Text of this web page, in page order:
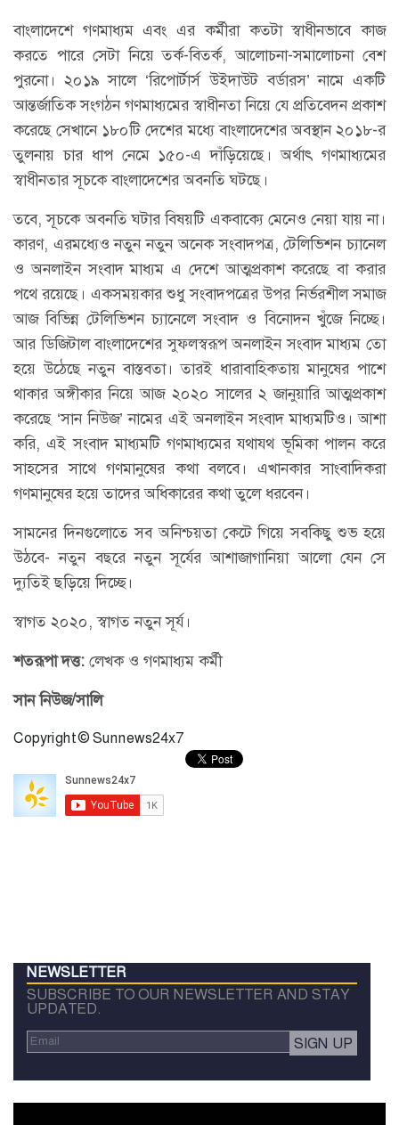
বাংলাদেশে গণমাধ্যম এবং এর কর্মীরা কতটা স্বাধীনভাবে কাজ
করতে পারে সেটা নিয়ে তর্ক-বিতর্ক, আলোচনা-সমালোচনা বেশ
পুরনো। ২০১৯ সালে ‘রিপোর্টার্স উইদাউট বর্ডারস’ নামে একটি
আন্তর্জাতিক সংগঠন গণমাধ্যমের স্বাধীনতা নিয়ে যে প্রতিবেদন প্রকাশ
করেছে সেখানে ১৮০টি দেশের মধ্যে বাংলাদেশের অবস্থান ২০১৮-র
তুলনায় চার ধাপ নেমে ১৫০-এ দাঁড়িয়েছে। অর্থাৎ গণমাধ্যমের
স্বাধীনতার সূচকে বাংলাদেশের অবনতি ঘটছে।
তবে, সূচকে অবনতি ঘটার বিষয়টি একবাক্যে মেনেও নেয়া যায় না।
কারণ, এরমধ্যেও নতুন নতুন অনেক সংবাদপত্র, টেলিভিশন চ্যানেল
ও অনলাইন সংবাদ মাধ্যম এ দেশে আত্মপ্রকাশ করেছে বা করার
পথে রয়েছে। একসময়কার শুধু সংবাদপত্রের উপর নির্ভরশীল সমাজ
আজ বিভিন্ন টেলিভিশন চ্যানেলে সংবাদ ও বিনোদন খুঁজে নিচ্ছে।
আর ডিজিটাল বাংলাদেশের সুফলস্বরূপ অনলাইন সংবাদ মাধ্যম তো
হয়ে উঠেছে নতুন বাস্তবতা। তারই ধারাবাহিকতায় মানুষের পাশে
থাকার অঙ্গীকার নিয়ে আজ ২০২০ সালের ২ জানুয়ারি আত্মপ্রকাশ
করেছে ‘সান নিউজ’ নামের এই অনলাইন সংবাদ মাধ্যমটিও। আশা
করি, এই সংবাদ মাধ্যমটি গণমাধ্যমের যথাযথ ভূমিকা পালন করে
সাহসের সাথে গণমানুষের কথা বলবে। এখানকার সাংবাদিকরা
গণমানুষের হয়ে তাদের অধিকারের কথা তুলে ধরবেন।
সামনের দিনগুলোতে সব অনিশ্চয়তা কেটে গিয়ে সবকিছু শুভ হয়ে
উঠবে- নতুন বছরে নতুন সূর্যের আশাজাগানিয়া আলো যেন সে
দ্যুতিই ছড়িয়ে দিচ্ছে।
স্বাগত ২০২০, স্বাগত নতুন সূর্য।
শতরূপা দত্ত: লেখক ও গণমাধ্যম কর্মী
সান নিউজ/সালি
Copyright © Sunnews24x7
NEWSLETTER
SUBSCRIBE TO OUR NEWSLETTER AND STAY
UPDATED.